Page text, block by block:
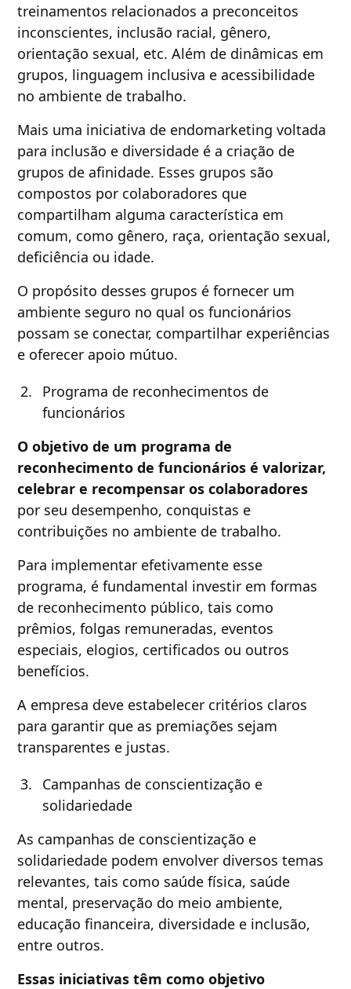
treinamentos relacionados a preconceitos
inconscientes, inclusão racial, gênero,
orientação sexual, etc. Além de dinâmicas em
grupos, linguagem inclusiva e acessibilidade
no ambiente de trabalho.
Mais uma iniciativa de endomarketing voltada
para inclusão e diversidade é a criação de
grupos de afinidade. Esses grupos são
compostos por colaboradores que
compartilham alguma característica em
comum, como gênero, raça, orientação sexual,
deficiência ou idade.
O propósito desses grupos é fornecer um
ambiente seguro no qual os funcionários
possam se conectar, compartilhar experiências
e oferecer apoio mútuo.
Programa de reconhecimentos de
funcionários
O objetivo de um programa de
reconhecimento de funcionários é valorizar,
celebrar e recompensar os colaboradores
por seu desempenho, conquistas e
contribuições no ambiente de trabalho.
Para implementar efetivamente esse
programa, é fundamental investir em formas
de reconhecimento público, tais como
prêmios, folgas remuneradas, eventos
especiais, elogios, certificados ou outros
benefícios.
A empresa deve estabelecer critérios claros
para garantir que as premiações sejam
transparentes e justas.
Campanhas de conscientização e
solidariedade
As campanhas de conscientização e
solidariedade podem envolver diversos temas
relevantes, tais como saúde física, saúde
mental, preservação do meio ambiente,
educação financeira, diversidade e inclusão,
entre outros.
Essas iniciativas têm como objetivo